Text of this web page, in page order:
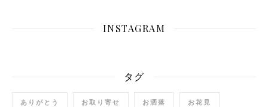
INSTAGRAM
タグ
ありがとう お取り寄せ お洒落 お花見